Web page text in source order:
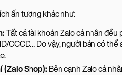
ấn tượng khác như:
Tất cả tài khoản Zalo cá nhân
CCCD… Do vậy, người bán có thể
(Zalo Shop): Bên cạnh Zalo cá